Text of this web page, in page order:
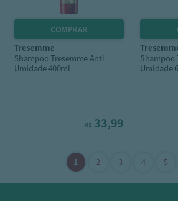
tresemme
Shampoo Tresemme Anti
Umidade 400ml
R$ 33,99
Shampoo
Umidade